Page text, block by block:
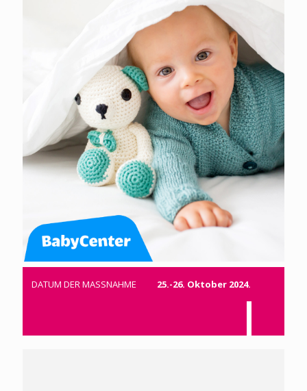
DATUM DER MASSNAHME 25.-26. Oktober 2024.